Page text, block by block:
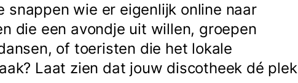
wie er eigenlijk online naar
die een avondje uit willen, groepen
of toeristen die het lokale
Laat zien dat jouw discotheek dé plek